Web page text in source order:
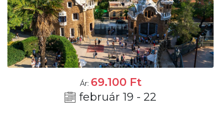
Ár: 69.100 Ft
február 19 - 22